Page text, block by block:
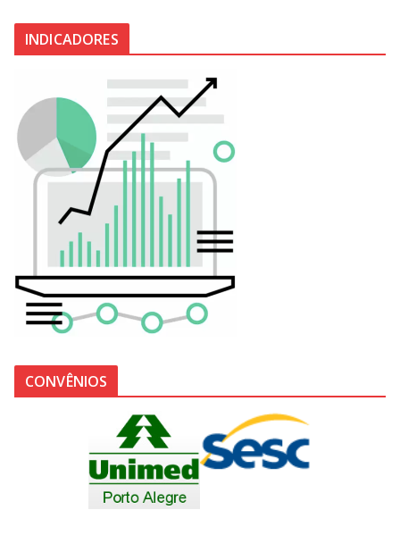
INDICADORES
CONVÊNIOS